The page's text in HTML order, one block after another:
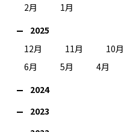
2月
1月
2025
12月
11月 10月
6月
5月 4月
2024
2023